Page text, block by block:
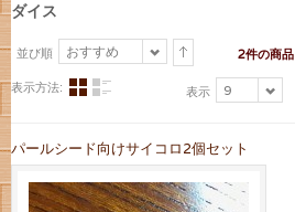
ダイス
並び順 おすすめ 2件の商品
表示方法: 表示 9
パールシード向けサイコロ2個セット